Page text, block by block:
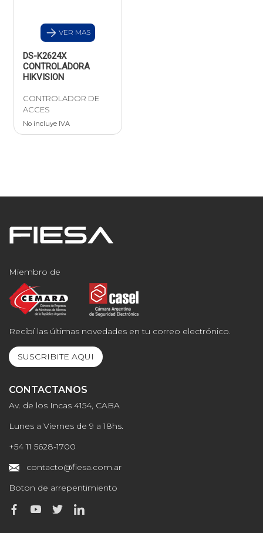
VER MAS
DS-K2624X
CONTROLADORA
HIKVISION
CONTROLADOR DE
ACCES
No incluye IVA
Miembro de
Recibí las últimas novedades en tu correo electrónico.
SUSCRIBITE AQUI
CONTACTANOS
Av. de los Incas 4154, CABA
Lunes a Viernes de 9 a 18hs.
+54 11 5628-1700
contacto@fiesa.com.ar
Boton de arrepentimiento